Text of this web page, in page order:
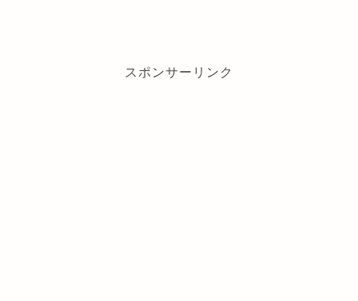
スポンサーリンク